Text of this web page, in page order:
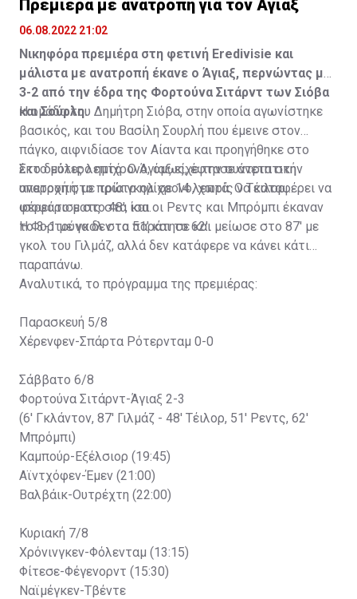
Πρεμιέρα με ανατροπή για τον Άγιαξ
06.08.2022 21:02
Νικηφόρα πρεμιέρα στη φετινή Eredivisie και
μάλιστα με ανατροπή έκανε ο Άγιαξ, περνώντας με
3-2 από την έδρα της Φορτούνα Σιτάρντ των Σιόβα
και Σούρλη.
Η ομάδα του Δημήτρη Σιόβα, στην οποία αγωνίστηκε
βασικός, και του Βασίλη Σουρλή που έμεινε στον
πάγκο, αιφνιδίασε τον Αίαντα και προηγήθηκε στο
έκτο μόλις λεπτό. Ο Άγιαξ είχε την συντριπτική
υπεροχή στο πρώτο ημίχρονο, χωρίς να καταφέρει να
φέρει το ματς στα ίσα.
Στο δεύτερο ημίχρονο, όμως, έφτασε άνετα στην
ανατροπή, με τρία γκολ σε 14 λεπτά. Ο Τέιλορ
ισοφάρισε στο 48', και οι Ρεντς και Μπρόμπι έκαναν
το 3-1 με γκολ στο 51' και το 62'.
Η Φορτούνα δεν τα παράτησε και μείωσε στο 87' με
γκολ του Γιλμάζ, αλλά δεν κατάφερε να κάνει κάτι
παραπάνω.
Αναλυτικά, το πρόγραμμα της πρεμιέρας:
Παρασκευή 5/8
Χέρενφεν-Σπάρτα Ρότερνταμ 0-0
Σάββατο 6/8
Φορτούνα Σιτάρντ-Άγιαξ 2-3
(6' Γκλάντον, 87' Γιλμάζ - 48' Τέιλορ, 51' Ρεντς, 62'
Μπρόμπι)
Καμπούρ-Εξέλσιορ (19:45)
Αϊντχόφεν-Έμεν (21:00)
Βαλβάικ-Ουτρέχτη (22:00)
Κυριακή 7/8
Χρόνινγκεν-Φόλενταμ (13:15)
Φίτεσε-Φέγενορντ (15:30)
Ναϊμέγκεν-Τβέντε